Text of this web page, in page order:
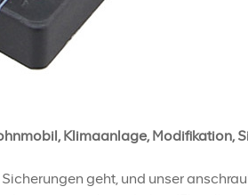
Klimaanlage, Modifikation,
geht, und unser